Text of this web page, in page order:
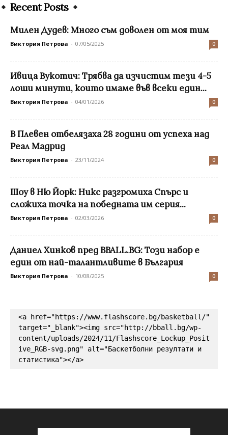
Recent Posts
Милен Дудев: Много съм доволен от моя тим
Виктория Петрова - 07/05/2025 0
Ивица Вукотич: Трябва да изчистим тези 4-5
лоши минути, които имаме във всеки един...
Виктория Петрова - 04/01/2026 0
В Плевен отбелязаха 28 години от успеха над
Реал Мадрид
Виктория Петрова - 23/11/2024 0
Шоу в Ню Йорк: Никс разгромиха Спърс и
сложиха точка на победната им серия...
Виктория Петрова - 02/03/2026 0
Даниел Хинков пред BBALL.BG: Този набор е
един от най-талантливите в България
Виктория Петрова - 10/08/2025 0
<a href="https://www.flashscore.bg/basketball/"
target="_blank"><img src="http://bball.bg/wp-
content/uploads/2024/11/Flashscore_Lockup_Posit
ive_RGB-svg.png" alt="Баскетболни резултати и
статистика"></a>